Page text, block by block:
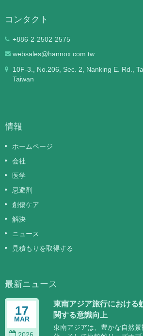
コンタクト
+886-2-2502-2575
websales@hannox.com.tw
10F-3., No.206, Sec. 2, Nanking E. Rd.,
Taiwan
情報
ホームページ
会社
医学
忌避剤
創傷ケア
解決
ニュース
見積もりを取得する
最新ニュース
17
MAR
東南アジア旅行における
関する意識向上
東南アジアは、豊かな自然